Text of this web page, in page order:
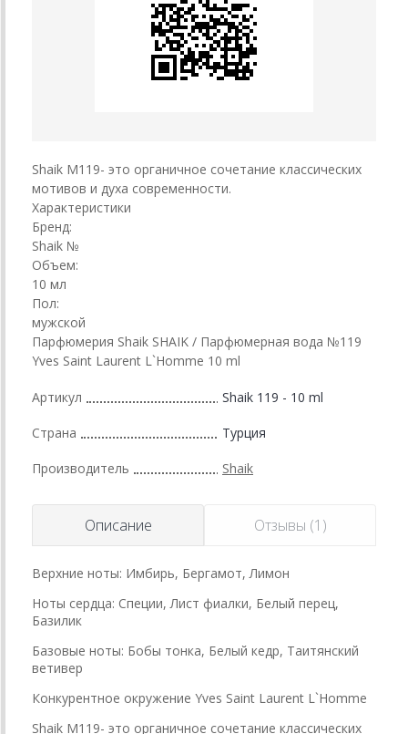
Shaik M119- это органичное сочетание классических
мотивов и духа современности.
Характеристики
Бренд:
Shaik №
Объем:
10 мл
Пол:
мужской
Парфюмерия Shaik SHAIK / Парфюмерная вода №119
Yves Saint Laurent L`Homme 10 ml
Артикул Shaik 119 - 10 ml
Страна Турция
Производитель Shaik
Описание Отзывы (1)
Верхние ноты: Имбирь, Бергамот, Лимон
Ноты сердца: Специи, Лист фиалки, Белый перец,
Базилик
Базовые ноты: Бобы тонка, Белый кедр, Таитянский
ветивер
Конкурентное окружение Yves Saint Laurent L`Homme
Shaik M119- это органичное сочетание классических